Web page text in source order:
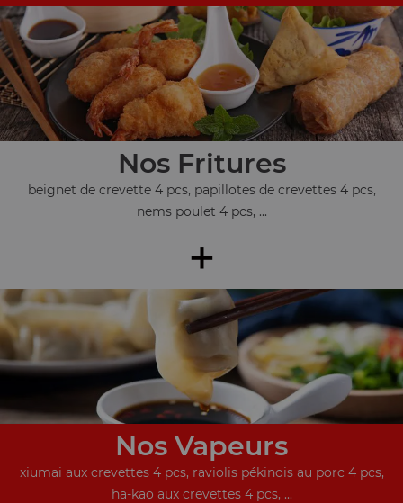
Nos Fritures
beignet de crevette 4 pcs, papillotes de crevettes 4 pcs,
nems poulet 4 pcs, ...
+
Nos Vapeurs
xiumai aux crevettes 4 pcs, raviolis pékinois au porc 4 pcs,
ha-kao aux crevettes 4 pcs, ...